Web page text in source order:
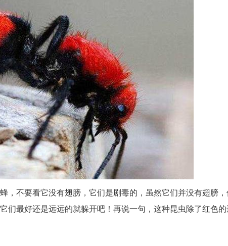
，不要看它没有翅膀，它们是剧毒的，虽然它们并没有翅膀
们最好还是远远的就躲开吧！再说一句，这种昆虫除了红色